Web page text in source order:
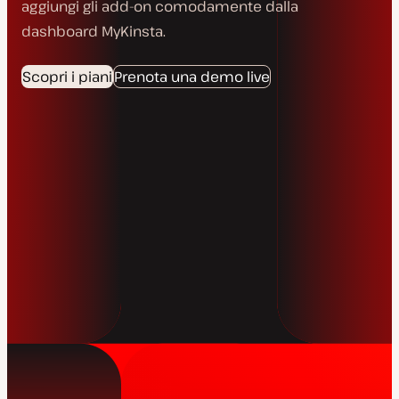
aggiungi gli add-on comodamente dalla
dashboard MyKinsta.
Scopri i pianiPrenota una demo live